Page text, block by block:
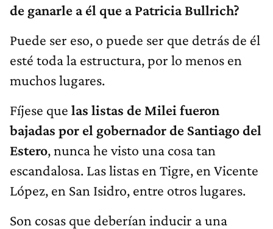
de ganarle a él que a Patricia Bullrich?
Puede ser eso, o puede ser que detrás de él
esté toda la estructura, por lo menos en
muchos lugares.
Fíjese que las listas de Milei fueron
bajadas por el gobernador de Santiago del
Estero, nunca he visto una cosa tan
escandalosa. Las listas en Tigre, en Vicente
López, en San Isidro, entre otros lugares.
Son cosas que deberían inducir a una